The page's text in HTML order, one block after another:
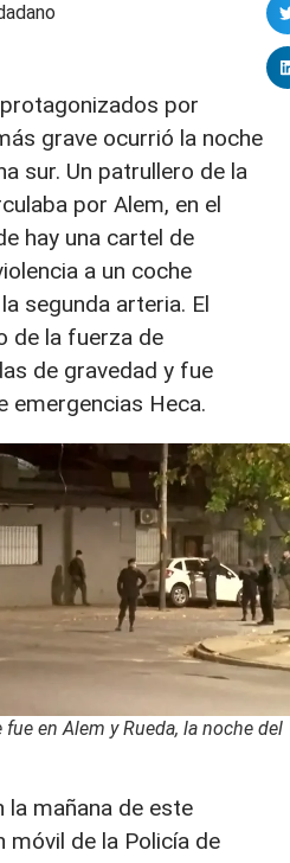
por
grave ocurrió la noche
sur. Un patrullero de la
por Alem, en el
hay una cartel de
a un coche
segunda arteria. El
de la fuerza de
de gravedad y fue
emergencias Heca.
en Alem y Rueda, la noche del
la mañana de este
móvil de la Policía de